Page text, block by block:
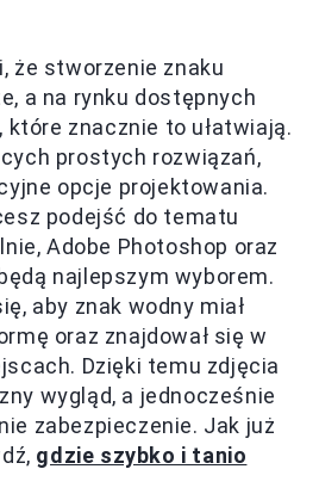
że stworzenie znaku
a na rynku dostępnych
, które znacznie to ułatwiają.
prostych rozwiązań,
opcje projektowania.
podejść do tematu
Adobe Photoshop oraz
najlepszym wyborem.
aby znak wodny miał
oraz znajdował się w
Dzięki temu zdjęcia
wygląd, a jednocześnie
zabezpieczenie. Jak już
gdzie szybko i tanio